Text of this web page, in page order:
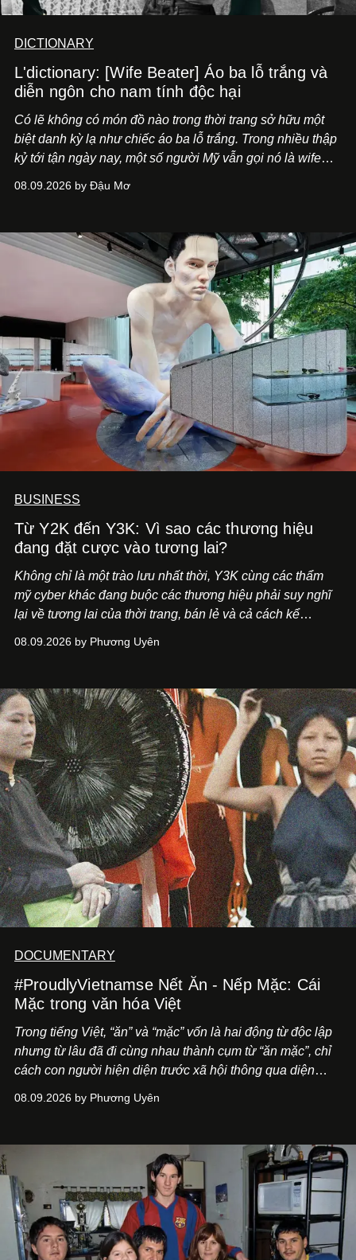
DICTIONARY
L'dictionary: [Wife Beater] Áo ba lỗ trắng và
diễn ngôn cho nam tính độc hại
Có lẽ không có món đồ nào trong thời trang sở hữu một
biệt danh kỳ lạ như chiếc áo ba lỗ trắng. Trong nhiều thập
kỷ tới tận ngày nay, một số người Mỹ vẫn gọi nó là wife
08.09.2026 by Đậu Mơ
BUSINESS
Từ Y2K đến Y3K: Vì sao các thương hiệu
đang đặt cược vào tương lai?
Không chỉ là một trào lưu nhất thời, Y3K cùng các thẩm
mỹ cyber khác đang buộc các thương hiệu phải suy nghĩ
lại về tương lai của thời trang, bán lẻ và cả cách kể
08.09.2026 by Phương Uyên
DOCUMENTARY
#ProudlyVietnamse Nết Ăn - Nếp Mặc: Cái
Mặc trong văn hóa Việt
Trong tiếng Việt, “ăn” và “mặc” vốn là hai động từ độc lập
nhưng từ lâu đã đi cùng nhau thành cụm từ “ăn mặc”, chỉ
cách con người hiện diện trước xã hội thông qua diện
“ăn mặc” đơn thuần là việc mặc quần áo, trong đời sống
quát hơn nhiều.
08.09.2026 by Phương Uyên